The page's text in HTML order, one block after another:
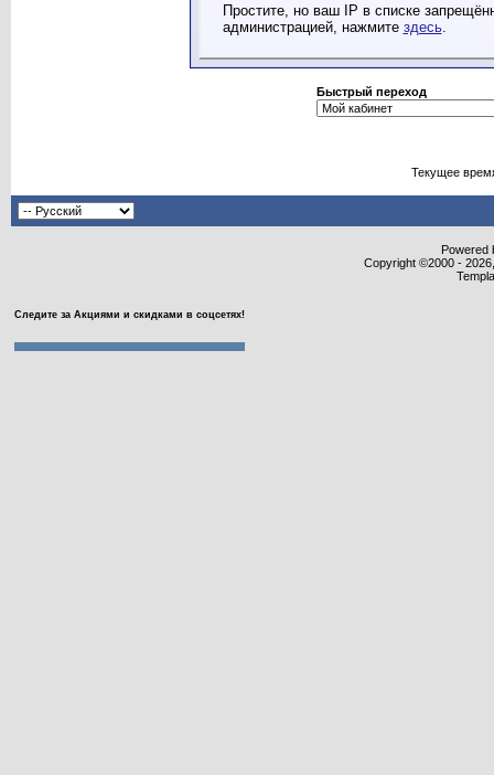
Простите, но ваш IP в списке
администрацией, нажмите здесь.
Быстрый переход
Текущее
Powered
Copyright ©2000 -
Следите за Акциями и скидками в соцсетях!